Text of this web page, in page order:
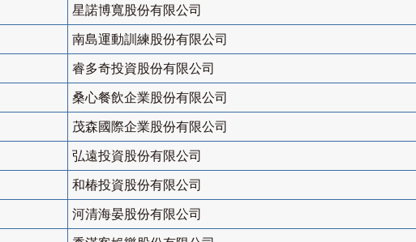
星諾博寬股份有限公司
南島運動訓練股份有限公司
睿多奇投資股份有限公司
桑心餐飲企業股份有限公司
茂森國際企業股份有限公司
弘遠投資股份有限公司
和椿投資股份有限公司
河清海晏股份有限公司